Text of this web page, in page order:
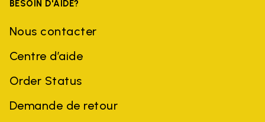
BESOIN D'AIDE?
Nous contacter
Centre d’aide
Order Status
Demande de retour